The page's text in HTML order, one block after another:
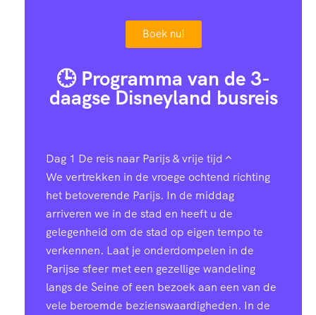
Boek nu!
🕒 Programma van de 3-
daagse Disneyland busreis
Dag 1 De reis naar Parijs & vrije tijd
We vertrekken in de vroege ochtend richting
het betoverende Parijs. In de middag
arriveren we in de stad en heeft u de
gelegenheid om de stad op eigen tempo te
verkennen. Laat je onderdompelen in de
Parijse sfeer met een gezellige wandeling
langs de Seine of een bezoek aan een van de
vele beroemde bezienswaardigheden. In de